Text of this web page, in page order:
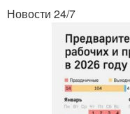
Новости 24/7